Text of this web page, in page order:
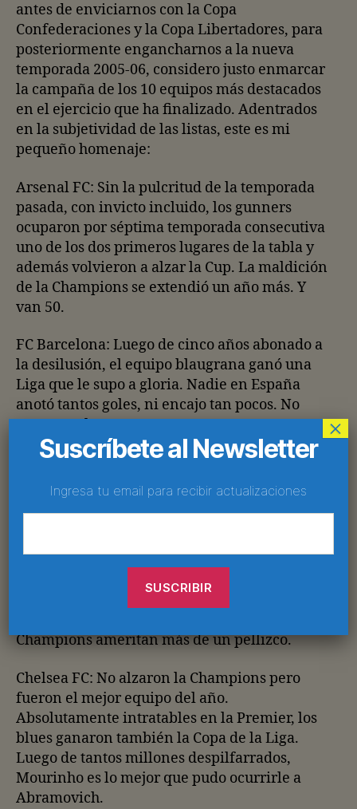
antes de enviciarnos con la Copa
Confederaciones y la Copa Libertadores, para
posteriormente engancharnos a la nueva
temporada 2005-06, considero justo enmarcar
la campaña de los 10 equipos más destacados
en el ejercicio que ha finalizado. Adentrados
en la subjetividad de las listas, este es mi
pequeño homenaje:
Arsenal FC: Sin la pulcritud de la temporada
pasada, con invicto incluido, los gunners
ocuparon por séptima temporada consecutiva
uno de los dos primeros lugares de la tabla y
además volvieron a alzar la Cup. La maldición
de la Champions se extendió un año más. Y
van 50.
FC Barcelona: Luego de cinco años abonado a
la desilusión, el equipo blaugrana ganó una
Liga que le supo a gloria. Nadie en España
anotó tantos goles, ni encajo tan pocos. No
estuvo mal.
Bayern Munich: Al Schalke le dio vértigo… y
los bávaros terminaron por ser los únicos que
se llevaron el doblete de entre todas las ligas
Real Betis: Dirigidos por el clon del Dr.
Chapatín, los verderones sellaron su año más
Champions ameritan más de un pellizco.
Chelsea FC: No alzaron la Champions pero
fueron el mejor equipo del año.
Absolutamente intratables en la Premier, los
blues ganaron también la Copa de la Liga.
Luego de tantos millones despilfarrados,
Mourinho es lo mejor que pudo ocurrirle a
Abramovich.
Suscríbete al Newsletter
Ingresa tu email para recibir actualizaciones
×